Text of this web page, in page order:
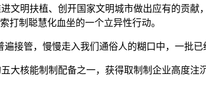
明扶植、创开国家文明城市做出应有的贡献
打制聪慧化血坐的一个立异性行动。
管，慢慢走入我们通俗人的糊口中，一批已
核能制制配备之一，获得取制制企业高度注